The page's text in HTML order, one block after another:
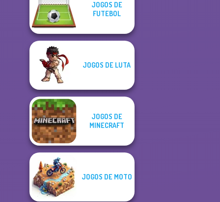
JOGOS DE
FUTEBOL
JOGOS DE LUTA
JOGOS DE
MINECRAFT
JOGOS DE MOTO